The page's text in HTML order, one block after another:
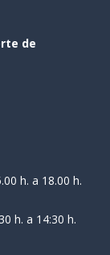
de
h. a 18.00 h.
h. a 14:30 h.